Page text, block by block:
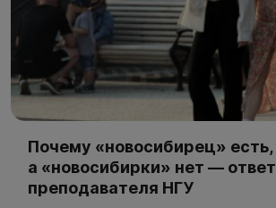
Почему «новосибирец» есть,
а «новосибирки» нет — ответ
преподавателя НГУ